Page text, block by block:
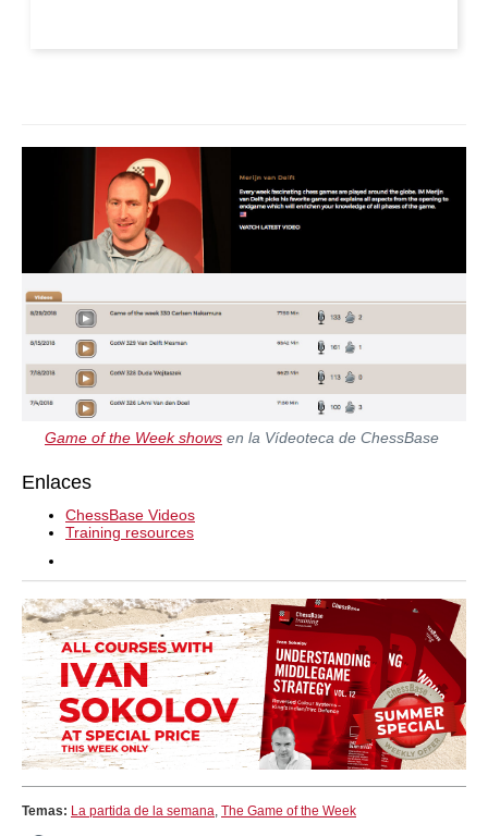
Game of the Week shows en la Vídeoteca de ChessBase
Enlaces
ChessBase Videos
Training resources
Temas: La partida de la semana, The Game of the Week